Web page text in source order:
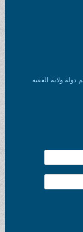
ولاية الفقيه